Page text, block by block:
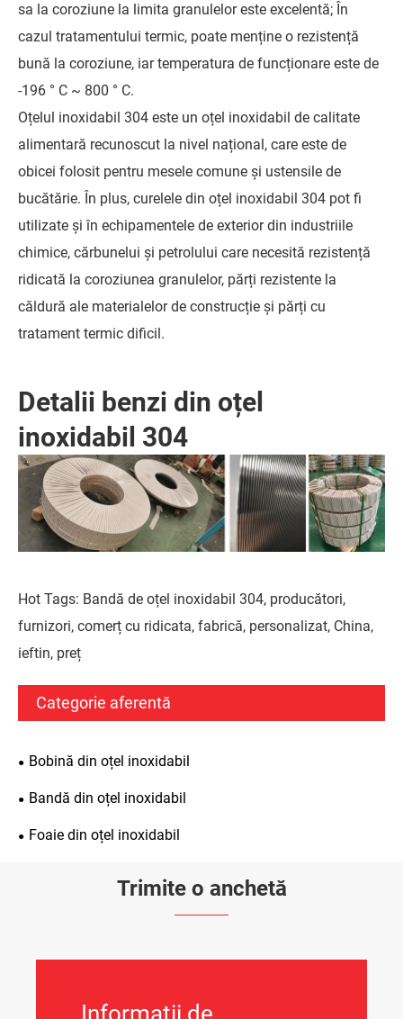
sa la coroziune la limita granulelor este excelentă; În
cazul tratamentului termic, poate menține o rezistență
bună la coroziune, iar temperatura de funcționare este de
-196 ° C ~ 800 ° C.
Oțelul inoxidabil 304 este un oțel inoxidabil de calitate
alimentară recunoscut la nivel național, care este de
obicei folosit pentru mesele comune și ustensile de
bucătărie. În plus, curelele din oțel inoxidabil 304 pot fi
utilizate și în echipamentele de exterior din industriile
chimice, cărbunelui și petrolului care necesită rezistență
ridicată la coroziunea granulelor, părți rezistente la
căldură ale materialelor de construcție și părți cu
tratament termic dificil.
Detalii benzi din oțel
inoxidabil 304
Hot Tags: Bandă de oțel inoxidabil 304, producători,
furnizori, comerț cu ridicata, fabrică, personalizat, China,
ieftin, preț
Categorie aferentă
Bobină din oțel inoxidabil
Bandă din oțel inoxidabil
Foaie din oțel inoxidabil
Trimite o anchetă